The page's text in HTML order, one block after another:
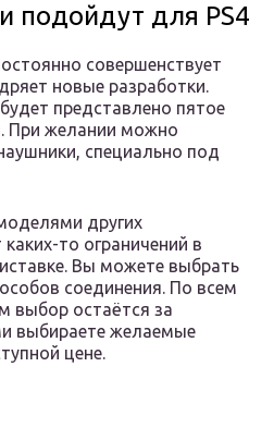
подойдут для PS4
совершенствует
новые разработки.
представлено пятое
При желании можно
специально под
других
то ограничений в
Вы можете выбрать
соединения. По всем
выбор остаётся за
выбираете желаемые
цене.